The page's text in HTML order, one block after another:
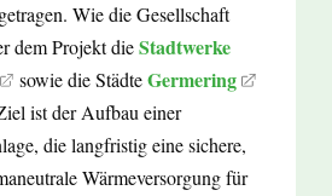
Wie die Gesellschaft
dem Projekt dieStadtwerke
sowie die StädteGermering
ist der Aufbau einer
die langfristig eine sichere,
Wärmeversorgung für